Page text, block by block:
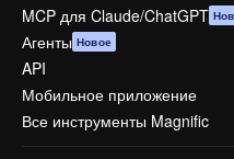
MCP для Claude/ChatGPT
Агенты Новое
API
Мобильное приложение
Все инструменты Magnific